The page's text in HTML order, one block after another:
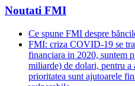
Noutati FMI
Ce spune FMI despre
FMI: criza COVID-19 se
financiara in 2020, suntem
miliarde) de dolari, pentru
prioritatea sunt ajutoarele